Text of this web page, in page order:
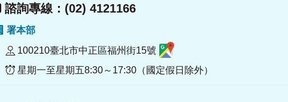
諮詢專線：(02) 4121166
署本部
100210臺北市中正區福州街15號
星期一至星期五8:30～17:30（國定假日除外）